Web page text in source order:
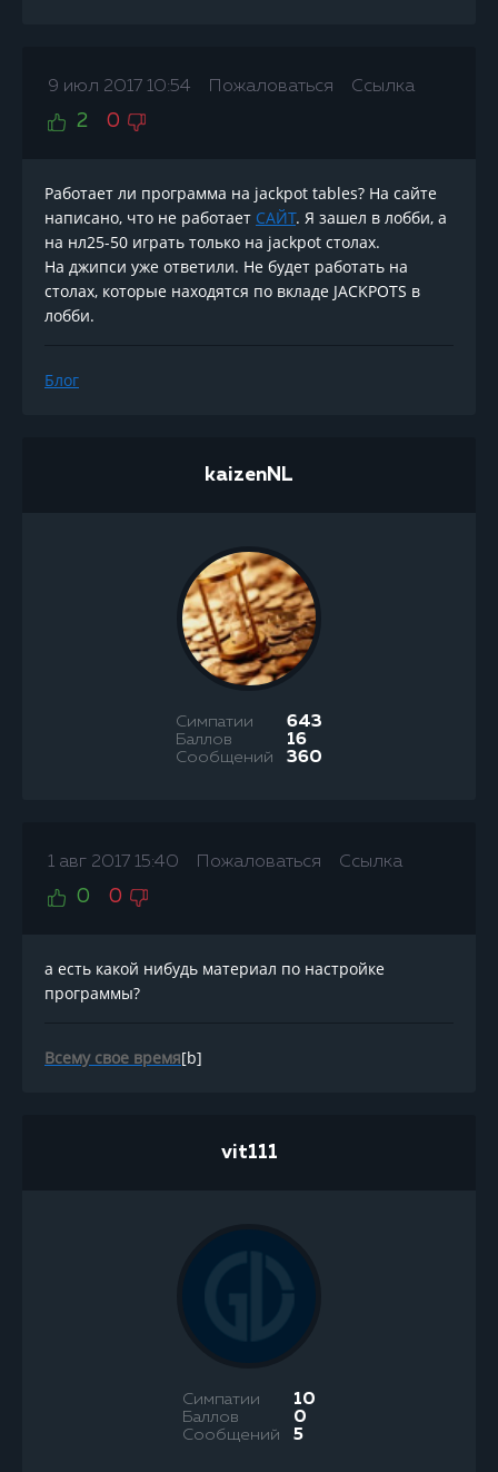
9 июл 2017 10:54 Пожаловаться Ссылка
2 0
Работает ли программа на jackpot tables? На сайте
написано, что не работает САЙТ. Я зашел в лобби, а
на нл25-50 играть только на jackpot столах.
На джипси уже ответили. Не будет работать на
столах, которые находятся по вкладе JACKPOTS в
лобби.
Блог
kaizenNL
Симпатии 643
Баллов 16
Сообщений 360
1 авг 2017 15:40 Пожаловаться Ссылка
0 0
а есть какой нибудь материал по настройке
программы?
Всему свое время[b]
vit111
Симпатии 10
Баллов 0
Сообщений 5